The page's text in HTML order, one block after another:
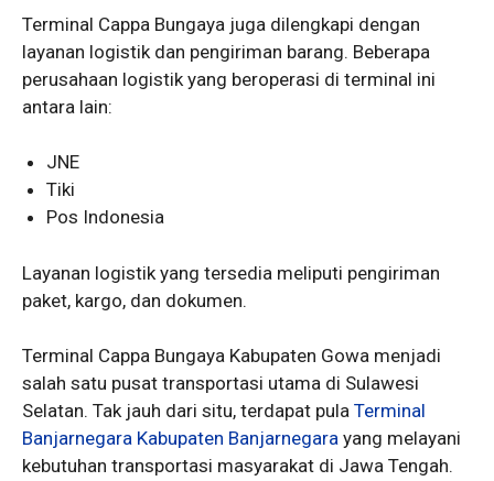
Terminal Cappa Bungaya juga dilengkapi dengan
layanan logistik dan pengiriman barang. Beberapa
perusahaan logistik yang beroperasi di terminal ini
antara lain:
JNE
Tiki
Pos Indonesia
Layanan logistik yang tersedia meliputi pengiriman
paket, kargo, dan dokumen.
Terminal Cappa Bungaya Kabupaten Gowa menjadi
salah satu pusat transportasi utama di Sulawesi
Selatan. Tak jauh dari situ, terdapat pula Terminal
Banjarnegara Kabupaten Banjarnegara yang melayani
kebutuhan transportasi masyarakat di Jawa Tengah.